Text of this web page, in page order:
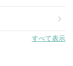
chevron_right
すべて表示